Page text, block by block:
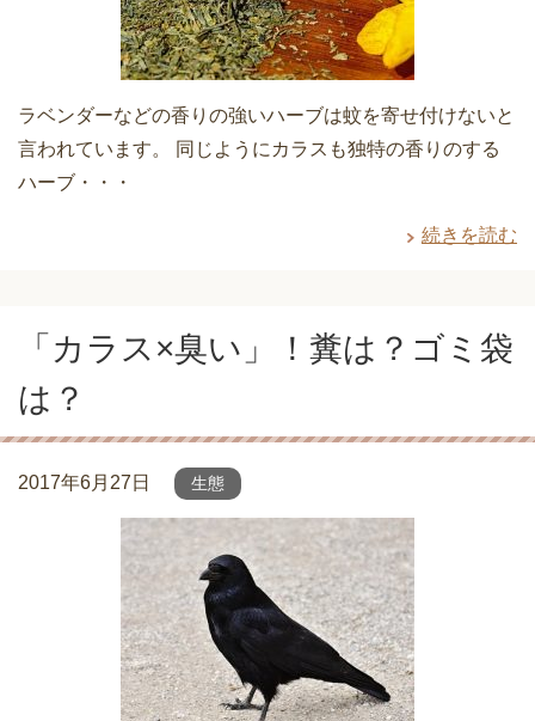
ラベンダーなどの香りの強いハーブは蚊を寄せ付けないと
言われています。 同じようにカラスも独特の香りのする
ハーブ・・・
続きを読む
「カラス×臭い」！糞は？ゴミ袋
は？
2017年6月27日 生態